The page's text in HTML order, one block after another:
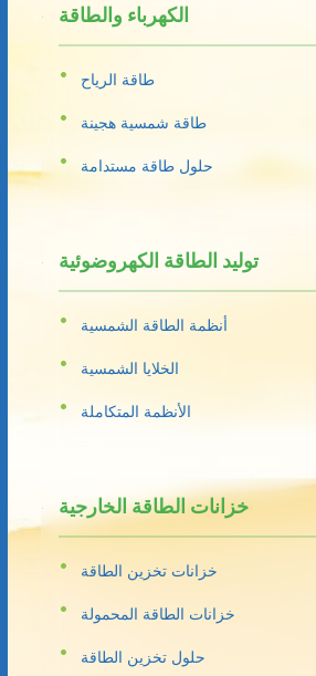
الكهرباء والطاقة
طاقة الرياح
طاقة شمسية هجينة
حلول طاقة مستدامة
توليد الطاقة الكهروضوئية
أنظمة الطاقة الشمسية
الخلايا الشمسية
الأنظمة المتكاملة
خزانات الطاقة الخارجية
خزانات تخزين الطاقة
خزانات الطاقة المحمولة
حلول تخزين الطاقة